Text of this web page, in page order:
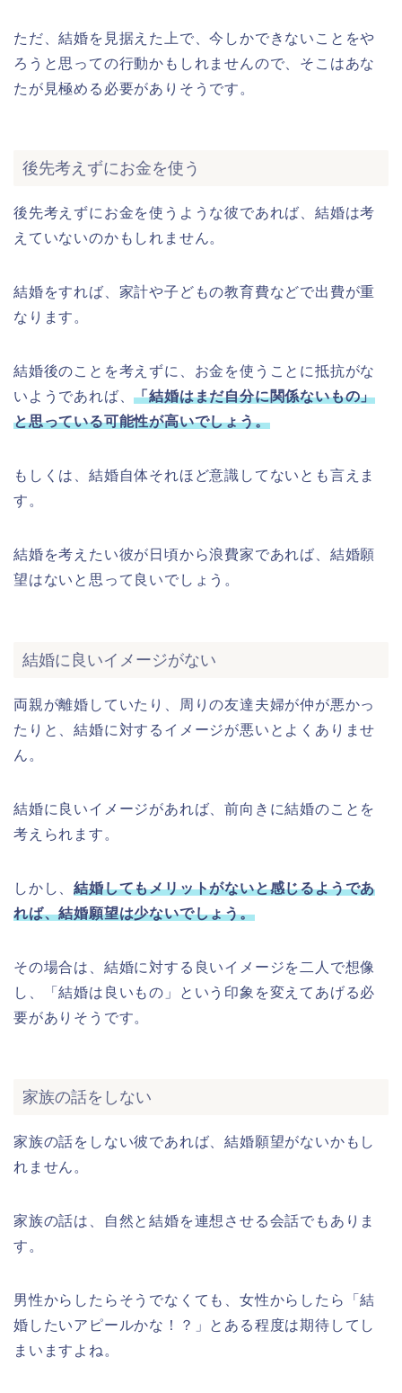
ただ、結婚を見据えた上で、今しかできないことをや
ろうと思っての行動かもしれませんので、そこはあな
たが見極める必要がありそうです。
後先考えずにお金を使う
後先考えずにお金を使うような彼であれば、結婚は考
えていないのかもしれません。
結婚をすれば、家計や子どもの教育費などで出費が重
なります。
結婚後のことを考えずに、お金を使うことに抵抗がな
いようであれば、「結婚はまだ自分に関係ないもの」
と思っている可能性が高いでしょう。
もしくは、結婚自体それほど意識してないとも言えま
す。
結婚を考えたい彼が日頃から浪費家であれば、結婚願
望はないと思って良いでしょう。
結婚に良いイメージがない
両親が離婚していたり、周りの友達夫婦が仲が悪かっ
たりと、結婚に対するイメージが悪いとよくありませ
ん。
結婚に良いイメージがあれば、前向きに結婚のことを
考えられます。
しかし、結婚してもメリットがないと感じるようであ
れば、結婚願望は少ないでしょう。
その場合は、結婚に対する良いイメージを二人で想像
し、「結婚は良いもの」という印象を変えてあげる必
要がありそうです。
家族の話をしない
家族の話をしない彼であれば、結婚願望がないかもし
れません。
家族の話は、自然と結婚を連想させる会話でもありま
す。
男性からしたらそうでなくても、女性からしたら「結
婚したいアピールかな！？」とある程度は期待してし
まいますよね。